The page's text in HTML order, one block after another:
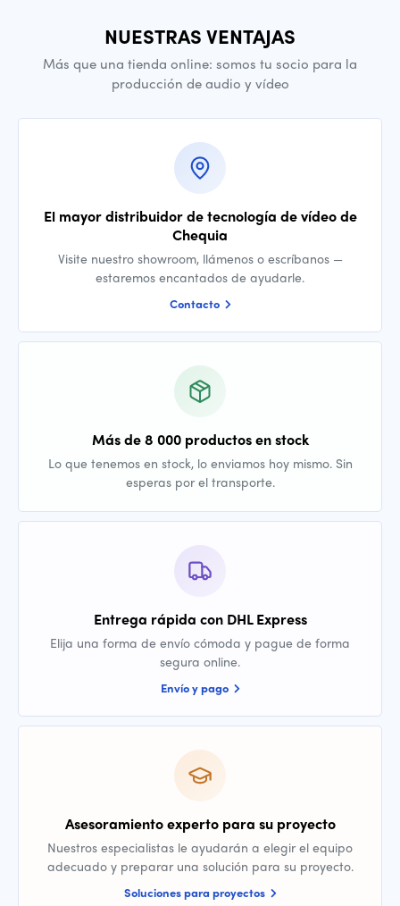
NUESTRAS VENTAJAS
Más que una tienda online: somos tu socio para la
producción de audio y vídeo
El mayor distribuidor de tecnología de vídeo de
Chequia
Visite nuestro showroom, llámenos o escríbanos —
estaremos encantados de ayudarle.
Contacto
Más de 8 000 productos en stock
Lo que tenemos en stock, lo enviamos hoy mismo. Sin
esperas por el transporte.
Entrega rápida con DHL Express
Elija una forma de envío cómoda y pague de forma
segura online.
Envío y pago
Asesoramiento experto para su proyecto
Nuestros especialistas le ayudarán a elegir el equipo
adecuado y preparar una solución para su proyecto.
Soluciones para proyectos